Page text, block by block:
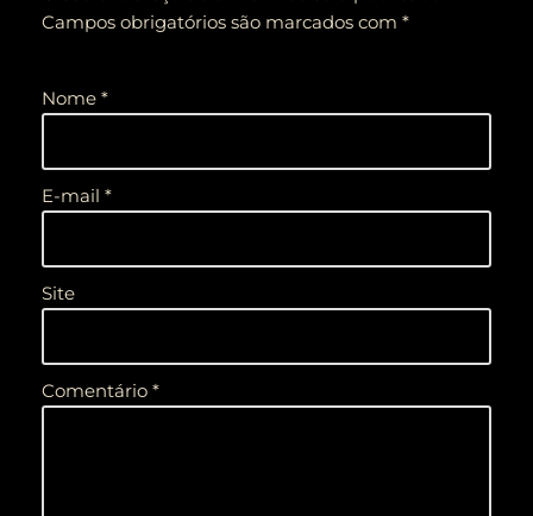
Campos obrigatórios são marcados com *
Nome *
E-mail *
Site
Comentário *